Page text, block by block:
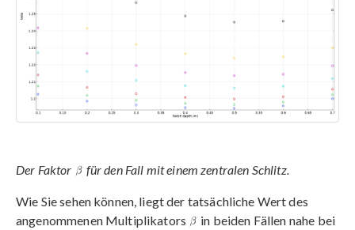
Der Faktor für den Fall mit einem zentralen Schlitz.
Wie Sie sehen können, liegt der tatsächliche Wert des
angenommenen Multiplikators
in beiden Fällen nahe bei